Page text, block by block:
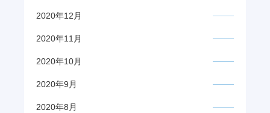
2020年12月
2020年11月
2020年10月
2020年9月
2020年8月